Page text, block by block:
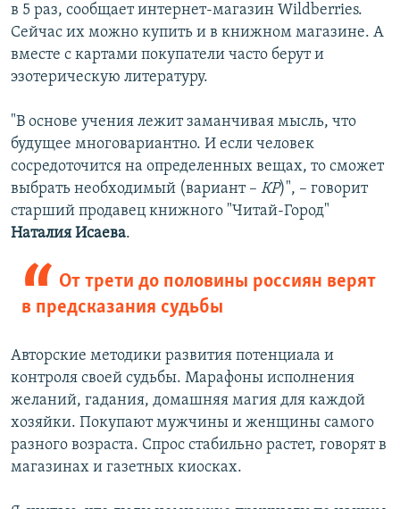
в 5 раз, сообщает интернет-магазин Wildberries.
Сейчас их можно купить и в книжном магазине. А
вместе с картами покупатели часто берут и
эзотерическую литературу.
"В основе учения лежит заманчивая мысль, что
будущее многовариантно. И если человек
сосредоточится на определенных вещах, то сможет
выбрать необходимый (вариант – КР)", – говорит
старший продавец книжного "Читай-Город"
Наталия Исаева.
От трети до половины россиян верят
в предсказания судьбы
Авторские методики развития потенциала и
контроля своей судьбы. Марафоны исполнения
желаний, гадания, домашняя магия для каждой
хозяйки. Покупают мужчины и женщины самого
разного возраста. Спрос стабильно растет, говорят в
магазинах и газетных киосках.